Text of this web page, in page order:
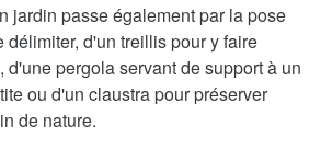
jardin passe également par la pose
délimiter, d'un treillis pour y faire
d'une pergola servant de support à un
ou d'un claustra pour préserver
de nature.